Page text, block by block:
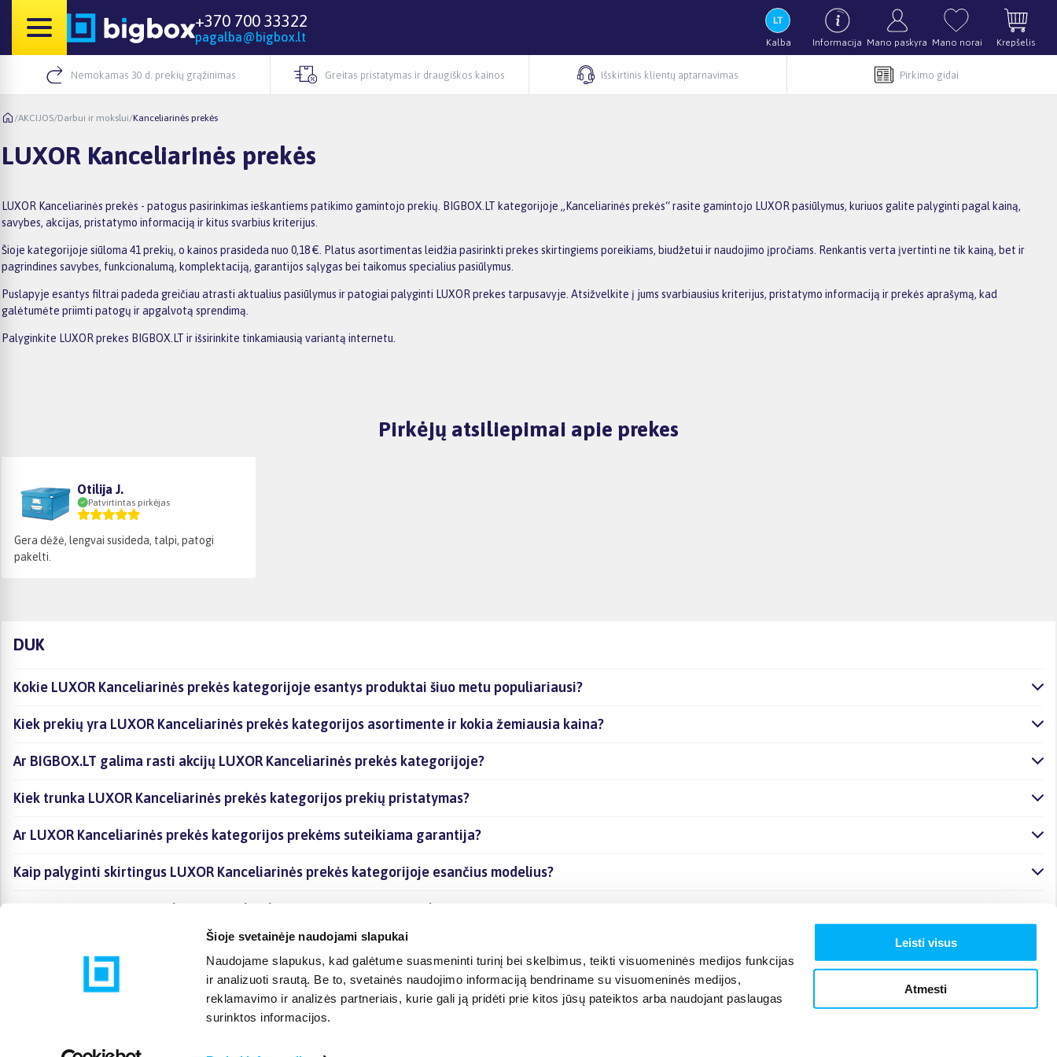
Šioje svetainėje naudojami slapukai
Naudojame slapukus, kad galėtume suasmeninti turinį bei skelbimus, teikti visuomeninės medijos funkcijas
ir analizuoti srautą. Be to, svetainės naudojimo informaciją bendriname su visuomeninės medijos,
reklamavimo ir analizės partneriais, kurie gali ją pridėti prie kitos jūsų pateiktos arba naudojant paslaugas
surinktos informacijos.
Leisti visus
Atmesti
+370 700 33322
pagalba@bigbox.lt Kalba Informacija Mano paskyra Mano norai Krepšelis
Nemokamas 30 d. prekių grąžinimas Greitas pristatymas ir draugiškos kainos Išskirtinis klientų aptarnavimas Pirkimo gidai
/AKCIJOS/Darbui ir mokslui/Kanceliarinės prekės
LUXOR Kanceliarinės prekės
LUXOR Kanceliarinės prekės - patogus pasirinkimas ieškantiems patikimo gamintojo prekių. BIGBOX.LT kategorijoje „Kanceliarinės prekės“ rasite gamintojo LUXOR pasiūlymus, kuriuos galite palyginti pagal kainą,
savybes, akcijas, pristatymo informaciją ir kitus svarbius kriterijus.
Šioje kategorijoje siūloma 41 prekių, o kainos prasideda nuo 0,18 €. Platus asortimentas leidžia pasirinkti prekes skirtingiems poreikiams, biudžetui ir naudojimo įpročiams. Renkantis verta įvertinti ne tik kainą, bet ir
pagrindines savybes, funkcionalumą, komplektaciją, garantijos sąlygas bei taikomus specialius pasiūlymus.
Puslapyje esantys filtrai padeda greičiau atrasti aktualius pasiūlymus ir patogiai palyginti LUXOR prekes tarpusavyje. Atsižvelkite į jums svarbiausius kriterijus, pristatymo informaciją ir prekės aprašymą, kad
galėtumėte priimti patogų ir apgalvotą sprendimą.
Palyginkite LUXOR prekes BIGBOX.LT ir išsirinkite tinkamiausią variantą internetu.
Pirkėjų atsiliepimai apie prekes
Otilija J.
Patvirtintas pirkėjas
Gera dėžė, lengvai susideda, talpi, patogi
pakelti.
DUK
Kokie LUXOR Kanceliarinės prekės kategorijoje esantys produktai šiuo metu populiariausi?
Kiek prekių yra LUXOR Kanceliarinės prekės kategorijos asortimente ir kokia žemiausia kaina?
Ar BIGBOX.LT galima rasti akcijų LUXOR Kanceliarinės prekės kategorijoje?
Kiek trunka LUXOR Kanceliarinės prekės kategorijos prekių pristatymas?
Ar LUXOR Kanceliarinės prekės kategorijos prekėms suteikiama garantija?
Kaip palyginti skirtingus LUXOR Kanceliarinės prekės kategorijoje esančius modelius?
Kaip įsigyti LUXOR Kanceliarinės prekės kategorijoje esančias prekes internetu?